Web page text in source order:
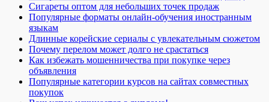
Сигареты оптом для небольших точек продаж
Популярные форматы онлайн-обучения иностранным
языкам
Длинные корейские сериалы с увлекательным сюжетом
Почему перелом может долго не срастаться
Как избежать мошенничества при покупке через
объявления
Популярные категории курсов на сайтах совместных
покупок